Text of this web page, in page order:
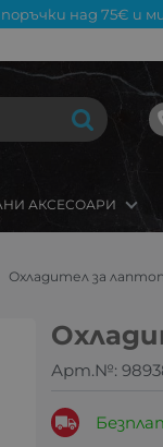
над 75€ и
АКСЕСОАРИ
Охладител за
Арт.№: